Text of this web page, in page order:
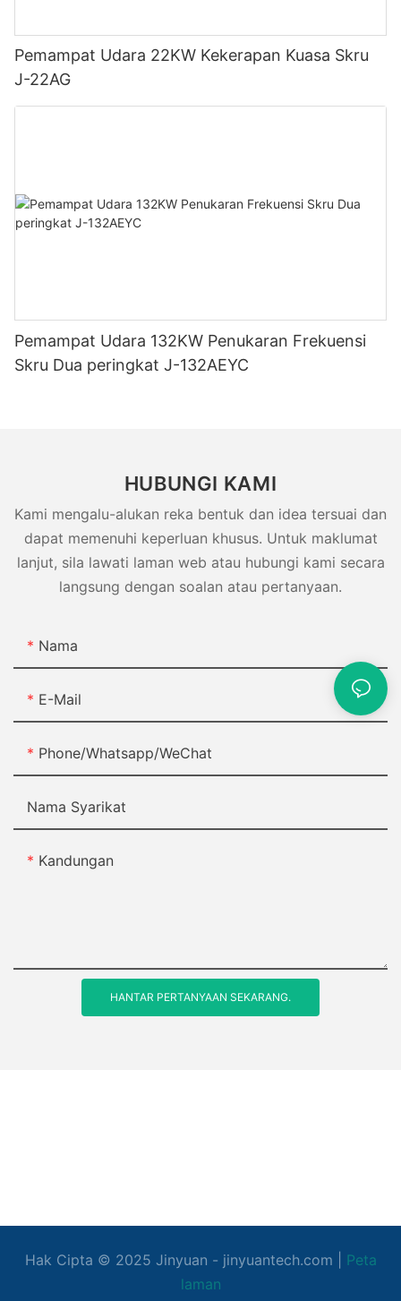
Pemampat Udara 22KW Kekerapan Kuasa Skru
J-22AG
Pemampat Udara 132KW Penukaran Frekuensi
Skru Dua peringkat J-132AEYC
HUBUNGI KAMI
Kami mengalu-alukan reka bentuk dan idea tersuai dan
dapat memenuhi keperluan khusus. Untuk maklumat
lanjut, sila lawati laman web atau hubungi kami secara
langsung dengan soalan atau pertanyaan.
Nama
E-Mail
Phone/Whatsapp/WeChat
Nama Syarikat
Kandungan
HANTAR PERTANYAAN SEKARANG.
Hak Cipta © 2025 Jinyuan - jinyuantech.com | Peta
laman